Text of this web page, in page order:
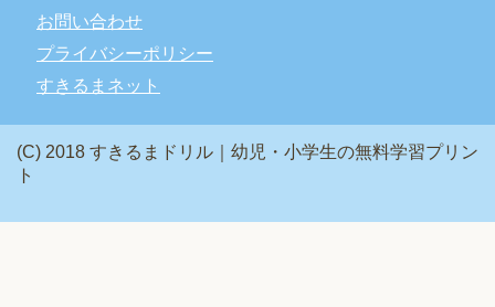
お問い合わせ
プライバシーポリシー
すきるまネット
(C) 2018 すきるまドリル｜幼児・小学生の無料学習プリン
ト